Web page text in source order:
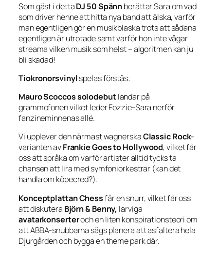
Som gäst i dettaDJ 50 Spännberättar Sara om vad
som driver henne att hitta nya band att älska, varför
man egentligen gör en musikblaska trots att sådana
egentligen är utrotade samt varför hon inte vågar
streama vilken musik som helst – algoritmen kan ju
bli skadad!
Tiokronorsvinylspelas förstås:
Mauro Scoccos solodebutlandar på
grammofonen vilket leder Fozzie-Sara nerför
fanzineminnenas allé.
Vi upplever den närmast wagnerskaClassic Rock-
varianten avFrankie Goes to Hollywood, vilket får
oss att språka om varför artister alltid tycks ta
chansen att lira med symfoniorkestrar (kan det
handla om köpecred?).
Konceptplattan Chessfår en snurr, vilket får oss
att diskutera Björn & Benny, larviga
avatarkonserteroch en liten konspirationsteori om
att ABBA-snubbarna sägs planera att asfaltera hela
Djurgården och bygga en theme park där.